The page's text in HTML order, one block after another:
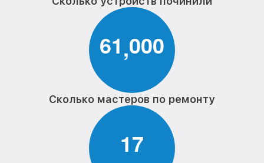
61,000
Сколько мастеров по ремонту
17